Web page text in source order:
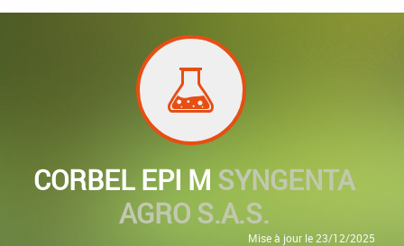
CORBEL EPI M SYNGENTA
AGRO S.A.S.
Mise à jour le 23/12/2025